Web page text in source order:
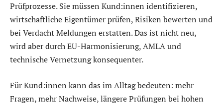
Prüfprozesse. Sie müssen Kund:innen identifizieren,
wirtschaftliche Eigentümer prüfen, Risiken bewerten und
bei Verdacht Meldungen erstatten. Das ist nicht neu,
wird aber durch EU-Harmonisierung, AMLA und
technische Vernetzung konsequenter.
Für Kund:innen kann das im Alltag bedeuten: mehr
Fragen, mehr Nachweise, längere Prüfungen bei hohen